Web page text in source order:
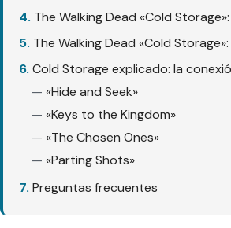
The Walking Dead «Cold
The Walking Dead «Cold
Cold Storage explicado: la
«Hide and Seek»
«Keys to the Kingdom»
«The Chosen Ones»
«Parting Shots»
Preguntas frecuentes